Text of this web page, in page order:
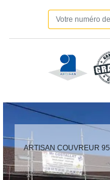
ARTISAN COUVREUR 95